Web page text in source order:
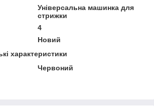
Універсальна машинка для
стрижки
4
Новий
характеристики
Червоний